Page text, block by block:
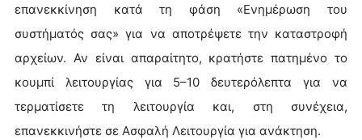
επανεκκίνηση κατά τη φάση «Ενημέρωση του
συστήματός σας» για να αποτρέψετε την καταστροφή
αρχείων. Αν είναι απαραίτητο, κρατήστε πατημένο το
κουμπί λειτουργίας για 5–10 δευτερόλεπτα για να
τερματίσετε τη λειτουργία και, στη συνέχεια,
επανεκκινήστε σε Ασφαλή Λειτουργία για ανάκτηση.